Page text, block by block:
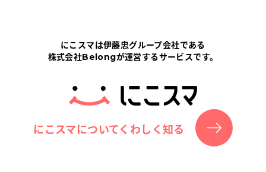
にこスマについて
サポートセンター
お客さまの声
にこスマは伊藤忠グループ会社である
株式会社Belongが運営するサービスです。
にこスマについてくわしく知る